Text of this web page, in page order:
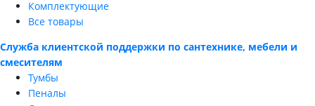
Комплектующие
Все товары
Служба клиентской поддержки по сантехнике, мебели и
смесителям
Тумбы
Пеналы